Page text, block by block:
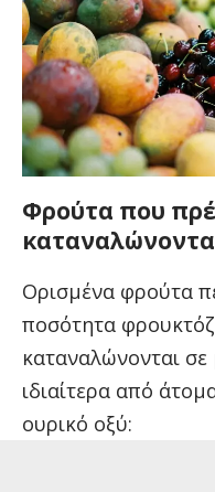
Φρούτα που
Ορισμένα φρούτα
ποσότητα
καταναλώνονται
ιδιαίτερα από
ουρικό οξύ: